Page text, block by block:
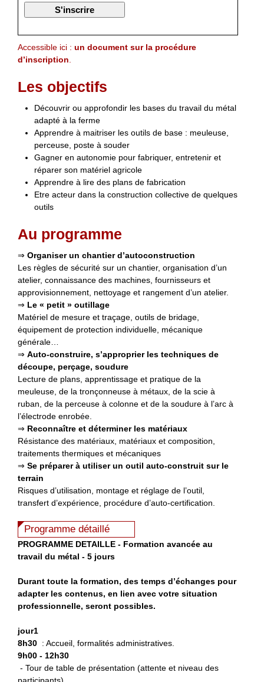
Accessible ici : un document sur la procédure
d’inscription.
Les objectifs
Découvrir ou approfondir les bases du travail du métal
adapté à la ferme
Apprendre à maitriser les outils de base : meuleuse,
perceuse, poste à souder
Gagner en autonomie pour fabriquer, entretenir et
réparer son matériel agricole
Apprendre à lire des plans de fabrication
Etre acteur dans la construction collective de quelques
outils
Au programme
⇒ Organiser un chantier d’autoconstruction
Les règles de sécurité sur un chantier, organisation d’un
atelier, connaissance des machines, fournisseurs et
approvisionnement, nettoyage et rangement d’un atelier.
⇒ Le « petit » outillage
Matériel de mesure et traçage, outils de bridage,
équipement de protection individuelle, mécanique
générale…
⇒ Auto-construire, s’approprier les techniques de
découpe, perçage, soudure
Lecture de plans, apprentissage et pratique de la
meuleuse, de la tronçonneuse à métaux, de la scie à
ruban, de la perceuse à colonne et de la soudure à l’arc à
l’électrode enrobée.
⇒ Reconnaître et déterminer les matériaux
Résistance des matériaux, matériaux et composition,
traitements thermiques et mécaniques
⇒ Se préparer à utiliser un outil auto-construit sur le
terrain
Risques d’utilisation, montage et réglage de l’outil,
transfert d’expérience, procédure d’auto-certification.
Programme détaillé
PROGRAMME DETAILLE - Formation avancée au
travail du métal - 5 jours
Durant toute la formation, des temps d’échanges pour
adapter les contenus, en lien avec votre situation
professionnelle, seront possibles.
jour1
8h30 : Accueil, formalités administratives.
9h00 - 12h30
- Tour de table de présentation (attente et niveau des